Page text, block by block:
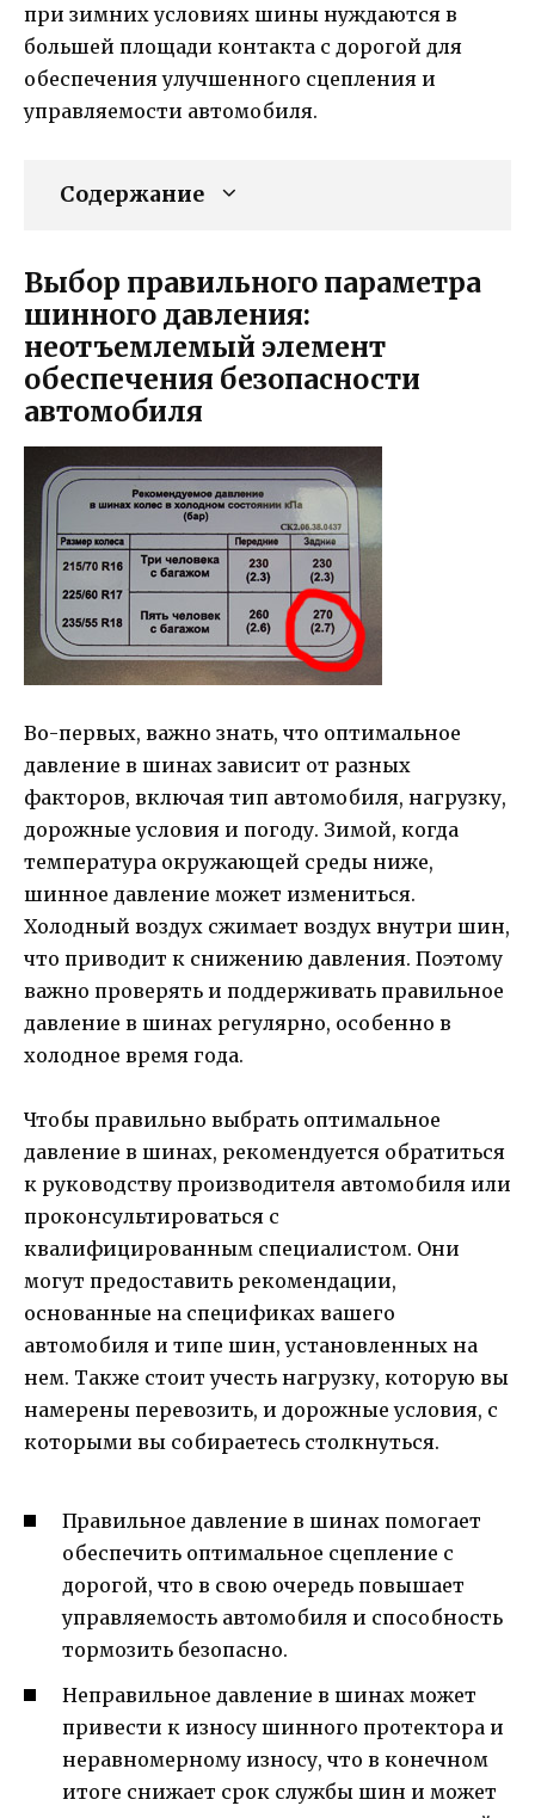
при зимних условиях шины нуждаются в
большей площади контакта с дорогой для
обеспечения улучшенного сцепления и
управляемости автомобиля.
Содержание
Выбор правильного параметра
шинного давления:
неотъемлемый элемент
обеспечения безопасности
автомобиля
Во-первых, важно знать, что оптимальное
давление в шинах зависит от разных
факторов, включая тип автомобиля, нагрузку,
дорожные условия и погоду. Зимой, когда
температура окружающей среды ниже,
шинное давление может измениться.
Холодный воздух сжимает воздух внутри шин,
что приводит к снижению давления. Поэтому
важно проверять и поддерживать правильное
давление в шинах регулярно, особенно в
холодное время года.
Чтобы правильно выбрать оптимальное
давление в шинах, рекомендуется обратиться
к руководству производителя автомобиля или
проконсультироваться с
квалифицированным специалистом. Они
могут предоставить рекомендации,
основанные на спецификах вашего
автомобиля и типе шин, установленных на
нем. Также стоит учесть нагрузку, которую вы
намерены перевозить, и дорожные условия, с
которыми вы собираетесь столкнуться.
Правильное давление в шинах помогает
обеспечить оптимальное сцепление с
дорогой, что в свою очередь повышает
управляемость автомобиля и способность
тормозить безопасно.
Неправильное давление в шинах может
привести к износу шинного протектора и
неравномерному износу, что в конечном
итоге снижает срок службы шин и может